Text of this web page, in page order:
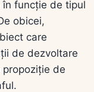
funcție de tipul
obicei,
care
de dezvoltare
de